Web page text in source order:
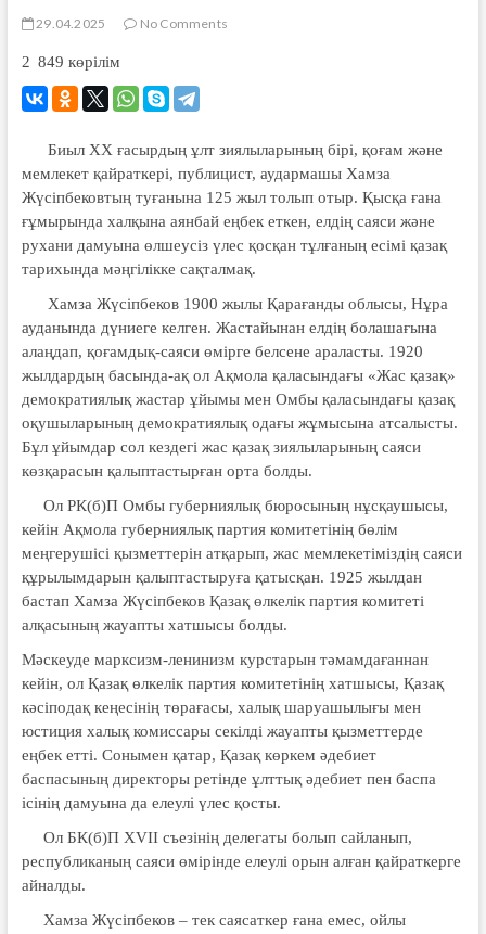
29.04.2025 No Comments
2 849 көрілім
Биыл XX ғасырдың ұлт зиялыларының бірі, қоғам және
мемлекет қайраткері, публицист, аудармашы Хамза
Жүсіпбековтың туғанына 125 жыл толып отыр. Қысқа ғана
ғұмырында халқына аянбай еңбек еткен, елдің саяси және
рухани дамуына өлшеусіз үлес қосқан тұлғаның есімі қазақ
тарихында мәңгілікке сақталмақ.
Хамза Жүсіпбеков 1900 жылы Қарағанды облысы, Нұра
ауданында дүниеге келген. Жастайынан елдің болашағына
алаңдап, қоғамдық-саяси өмірге белсене араласты. 1920
жылдардың басында-ақ ол Ақмола қаласындағы «Жас қазақ»
демократиялық жастар ұйымы мен Омбы қаласындағы қазақ
оқушыларының демократиялық одағы жұмысына атсалысты.
Бұл ұйымдар сол кездегі жас қазақ зиялыларының саяси
көзқарасын қалыптастырған орта болды.
Ол РК(б)П Омбы губерниялық бюросының нұсқаушысы,
кейін Ақмола губерниялық партия комитетінің бөлім
меңгерушісі қызметтерін атқарып, жас мемлекетіміздің саяси
құрылымдарын қалыптастыруға қатысқан. 1925 жылдан
бастап Хамза Жүсіпбеков Қазақ өлкелік партия комитеті
алқасының жауапты хатшысы болды.
Мәскеуде марксизм-ленинизм курстарын тәмамдағаннан
кейін, ол Қазақ өлкелік партия комитетінің хатшысы, Қазақ
кәсіподақ кеңесінің төрағасы, халық шаруашылығы мен
юстиция халық комиссары секілді жауапты қызметтерде
еңбек етті. Сонымен қатар, Қазақ көркем әдебиет
баспасының директоры ретінде ұлттық әдебиет пен баспа
ісінің дамуына да елеулі үлес қосты.
Ол БК(б)П XVII съезінің делегаты болып сайланып,
республиканың саяси өмірінде елеулі орын алған қайраткерге
айналды.
Хамза Жүсіпбеков – тек саясаткер ғана емес, ойлы